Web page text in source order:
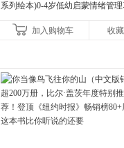
系列绘本)0-4岁低幼启蒙情绪管
养好品质，发现快
加入购物车 收藏